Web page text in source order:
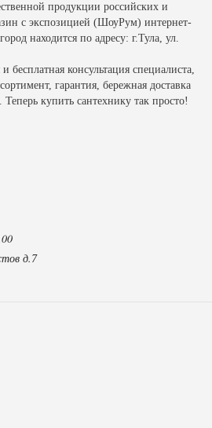
продукции российских и
с экспозицией (ШоуРум) интернет-
находится по адресу: г.Тула, ул.
бесплатная консультация специалиста,
гарантия, бережная доставка
Теперь купить сантехнику так просто!
д.7